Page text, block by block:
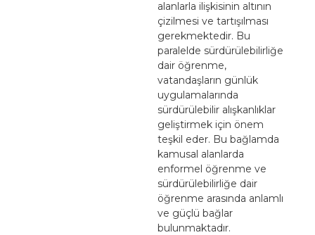
alanlarla ilişkisinin altının
çizilmesi ve tartışılması
gerekmektedir. Bu
paralelde sürdürülebilirliğe
dair öğrenme,
vatandaşların günlük
uygulamalarında
sürdürülebilir alışkanlıklar
geliştirmek için önem
teşkil eder. Bu bağlamda
kamusal alanlarda
enformel öğrenme ve
sürdürülebilirliğe dair
öğrenme arasında anlamlı
ve güçlü bağlar
bulunmaktadır.